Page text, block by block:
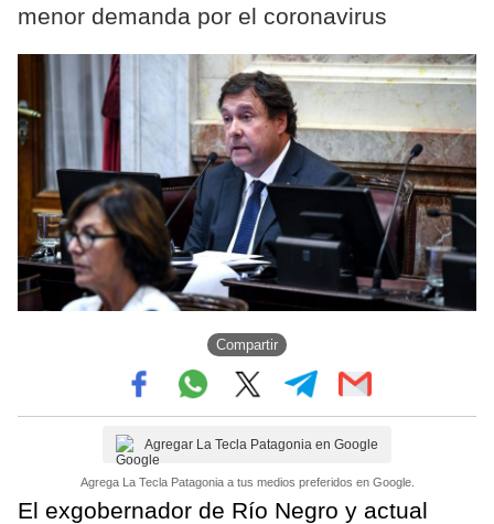
menor demanda por el coronavirus
Compartir
Agregar La Tecla Patagonia en Google
Agrega La Tecla Patagonia a tus medios preferidos en Google.
El exgobernador de Río Negro y actual